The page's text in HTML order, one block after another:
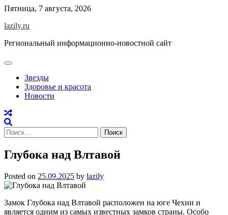
Skip
content
Пятница, 7 августа, 2026
lazily.ru
Региональный информационно-новостной сайт
Звезды
Здоровье и красота
Новости
Найти:
Глубока над Влтавой
Posted on 25.09.2025 by lazily
Замок Глубока над Влтавой расположен на юге Чехии и
является одним из самых известных замков страны. Особо